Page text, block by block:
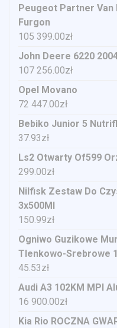
Peugeot Partner Van
Furgon
105 399.00zł
John Deere 6220
107 256.00zł
Opel Movano
72 447.00zł
Bebiko Junior 5
37.93zł
Ls2 Otwarty Of599
299.00zł
Nilfisk Zestaw Do
3x500Ml
150.99zł
Ogniwo Guzikowe
Tlenkowo-Srebrowe
45.53zł
Audi A3 102KM MPI
16 900.00zł
Kia Rio ROCZNA